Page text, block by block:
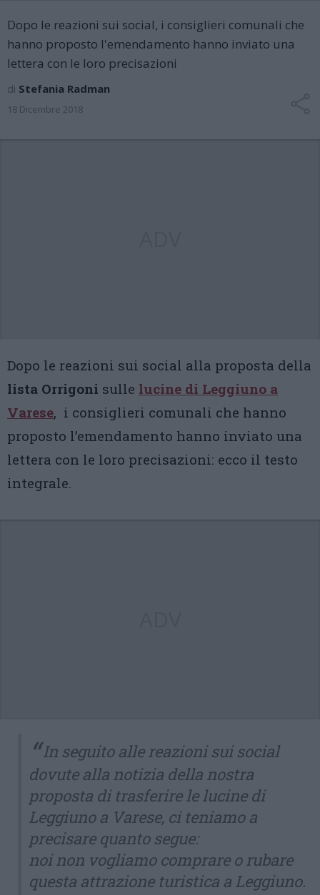
Dopo le reazioni sui social, i consiglieri comunali che
hanno proposto l'emendamento hanno inviato una
lettera con le loro precisazioni
di Stefania Radman
18 Dicembre 2018
Dopo le reazioni sui social alla proposta della
lista Orrigoni sulle lucine di Leggiuno a
Varese, i consiglieri comunali che hanno
proposto l’emendamento hanno inviato una
lettera con le loro precisazioni: ecco il testo
integrale.
In seguito alle reazioni sui social
dovute alla notizia della nostra
proposta di trasferire le lucine di
Leggiuno a Varese, ci teniamo a
precisare quanto segue:
noi non vogliamo comprare o rubare
questa attrazione turistica a Leggiuno.